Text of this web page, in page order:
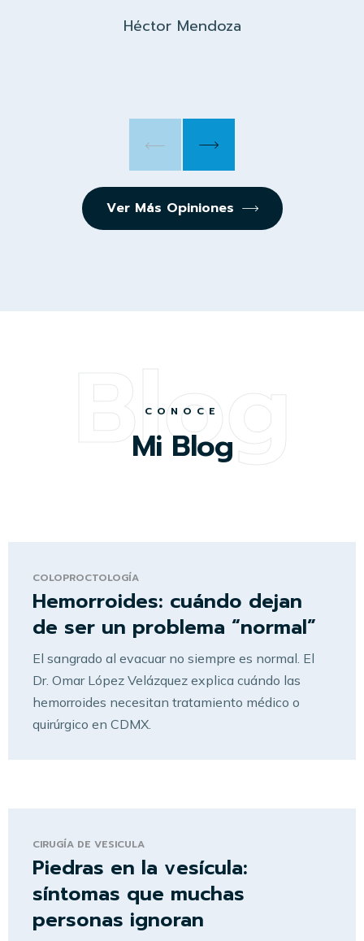
Héctor Mendoza
Ver Más Opiniones
CONOCE
Mi Blog
Blog
COLOPROCTOLOGÍA
Hemorroides: cuándo dejan
de ser un problema “normal”
El sangrado al evacuar no siempre es normal. El
Dr. Omar López Velázquez explica cuándo las
hemorroides necesitan tratamiento médico o
quirúrgico en CDMX.
CIRUGÍA DE VESICULA
Piedras en la vesícula:
síntomas que muchas
personas ignoran